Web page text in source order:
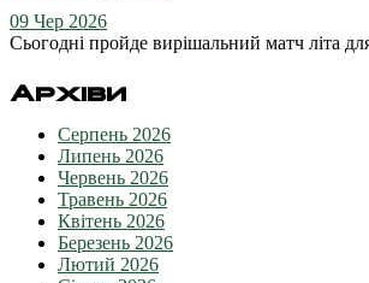
09 Чер 2026
Сьогодні пройде вирішальний матч літа
Архіви
Серпень 2026
Липень 2026
Червень 2026
Травень 2026
Квітень 2026
Березень 2026
Лютий 2026